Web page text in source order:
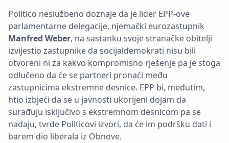
Politico neslužbeno doznaje da je lider EPP-ove
parlamentarne delegacije, njemački eurozastupnik
Manfred Weber, na sastanku svoje stranačke obitelji
izvijestio zastupnike da socijaldemokrati nisu bili
otvoreni ni za kakvo kompromisno rješenje pa je stoga
odlučeno da će se partneri pronaći među
zastupnicima ekstremne desnice. EPP bi, međutim,
htio izbjeći da se u javnosti ukorijeni dojam da
surađuju isključivo s ekstremnom desnicom pa se
nadaju, tvrde Politicovi izvori, da će im podršku dati i
barem dio liberala iz Obnove.